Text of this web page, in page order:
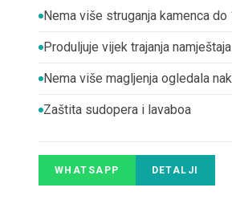
Nema više struganja kamenca
Produljuje vijek trajanja
Nema više magljenja ogledala
Zaštita sudopera i lavaboa
WHATSAPP DETALJI